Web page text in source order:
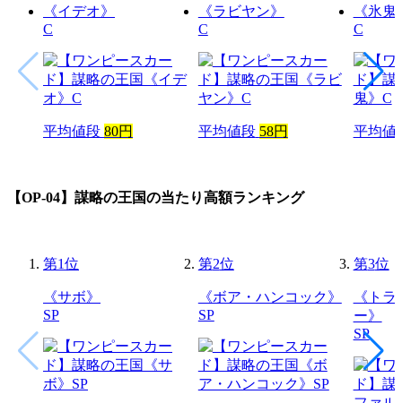
《イデオ》
C
平均値段 80円
《ラビヤン》
C
平均値段 58円
《氷鬼
C
平均値
【OP-04】謀略の王国の当たり高額ランキング
第1位
《サボ》
SP
第2位
《ボア・ハンコック》
SP
第3位
《ト
ー》
SP